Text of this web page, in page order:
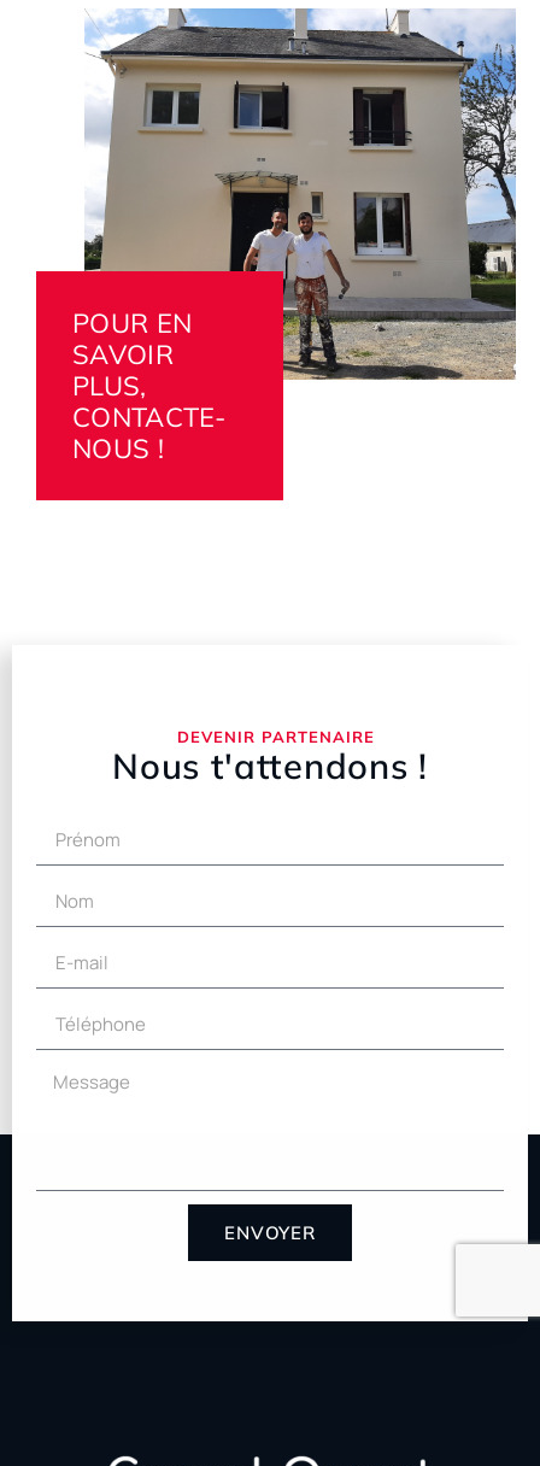
POUR EN
SAVOIR
PLUS,
CONTACTE-
NOUS !
DEVENIR PARTENAIRE
Nous t'attendons !
ENVOYER